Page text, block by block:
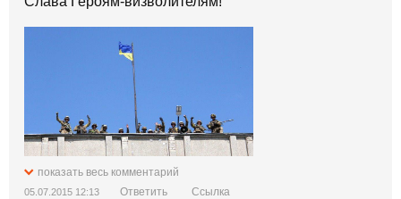
показать весь комментарий
05.07.2015 12:13 Ответить Ссылка